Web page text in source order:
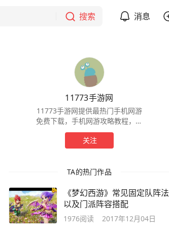
搜索 消息
11773手游网
11773手游网提供最热门手机网游
免费下载，手机网游攻略教程，手
机网游放号礼包，激活码，开服等
全部信息。
关注
TA的热门作品
《梦幻西游》常见固定队阵法
以及门派阵容搭配
1976阅读 2017年12月04日